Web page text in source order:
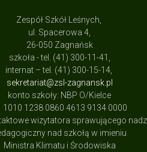
Zespół Szkół Leśnych,
ul. Spacerowa 4,
26-050 Zagnańsk
szkoła - tel. (41) 300-11-41,
internat – tel. (41) 300-15-14,
sekretariat@zsl-zagnansk.pl
konto szkoły: NBP O/Kielce
1010 1238 0860 4613 9134 0000
wizytatora sprawującego
nad szkołą w imieniu
Ministra Klimatu i Środowiska